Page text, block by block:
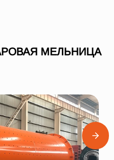
МЕЛЬНИЦА